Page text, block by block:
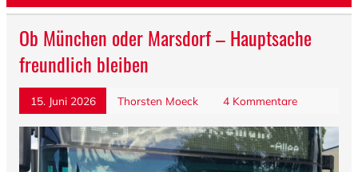
Ob München oder Marsdorf – Hauptsache
freundlich bleiben
15. Juni 2026 Thorsten Moeck 4 Kommentare